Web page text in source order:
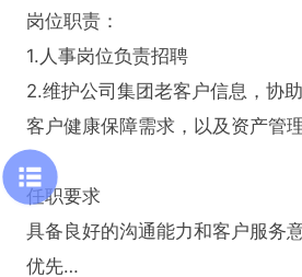
岗位职责：
1.人事岗位负责招聘
2.维护公司集团老客户信息，协
客户健康保障需求，以及资产管理
任职要求
具备良好的沟通能力和客户服务
优先